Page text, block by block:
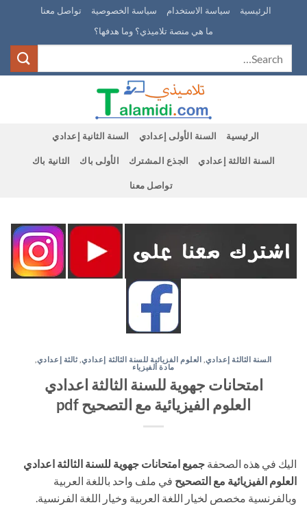
content
الرئيسية سياسة الاستخدام سياسة الخصوصية
تواصل معنا
ما هي منصة تلاميذي؟ وما هدفها؟
الرئيسية السنة الأولى إعدادي السنة الثانية إعدادي
السنة الثالثة إعدادي الجذع المشترك الأولى باك الثانية باك
تواصل معنا
السنة الثالثة إعدادي العلوم الفزيائية للسنة الثالثة إعدادي ثالثة إعدادي
مادة الفيزياء
امتحانات جهوية للسنة الثالثة اعدادي
العلوم الفيزيائية مع التصحيح pdf
اليك في هذه الصحفة جميع امتحانات جهوية للسنة الثالثة اعدادي
العلوم الفيزيائية مع التصحيح في ملف واحد باللغة العربية
وبالفرنسية مخصص لخيار اللغة العربية وخيار اللغة الفرنسية.